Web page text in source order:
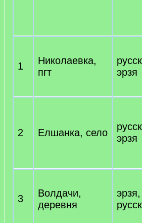
1
Николаевка,
пгт
эрзя
2 Елшанка, село
эрзя
3
Волдачи,
деревня
эрзя,